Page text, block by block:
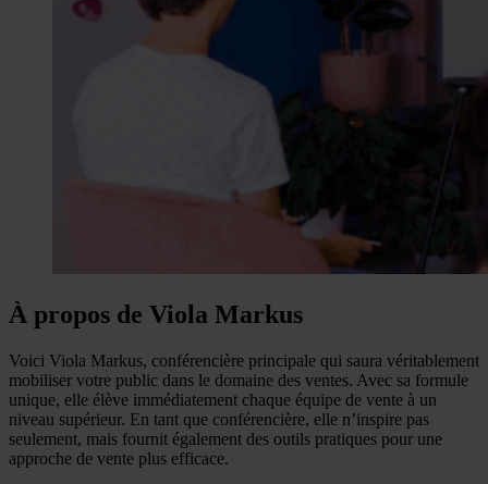
À propos de Viola Markus
Voici Viola Markus, conférencière principale qui saura véritablement
mobiliser votre public dans le domaine des ventes. Avec sa formule
unique, elle élève immédiatement chaque équipe de vente à un
niveau supérieur. En tant que conférencière, elle n’inspire pas
seulement, mais fournit également des outils pratiques pour une
approche de vente plus efficace.